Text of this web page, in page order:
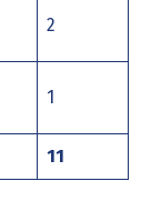
2
1
11